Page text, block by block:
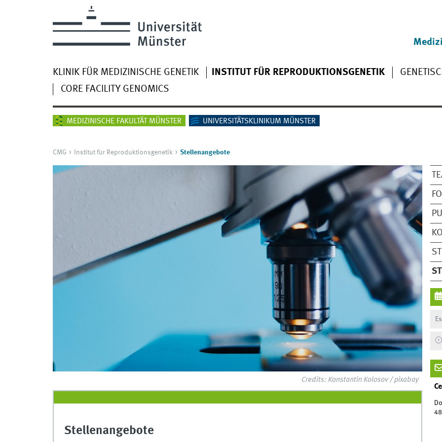
KLINIK FÜR MEDIZINISCHE GENETIK INSTITUT FÜR REPRODUKTIONSGENETIK
CORE FACILITY GENOMICS
MEDIZINISCHE FAKULTÄT MÜNSTER UNIVERSITÄTSKLINIKUM MÜNSTER
CMG Institut für Reproduktionsgenetik Stellenangebote
Credits: Konstantin Kolosov / pixabay
Stellenangebote